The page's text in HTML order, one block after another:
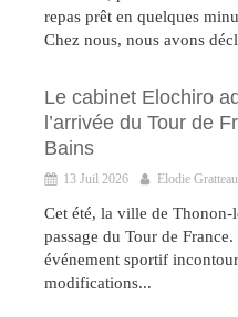
repas prêt en quelques
Chez nous, nous avons
Le cabinet Elochiro
l’arrivée du Tour de
Bains
13 Juil 2026 Elodie Gratteau
Cet été, la ville de
passage du Tour de France.
événement sportif
modifications...